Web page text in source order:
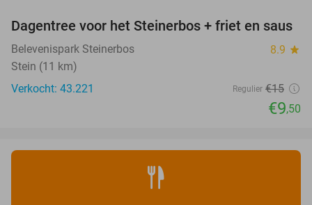
37%
Dagentree voor het Steinerbos + friet en saus
Belevenispark Steinerbos 8.9 star
Stein (11 km)
Verkocht: 43.221
Regulier €15
€9,50